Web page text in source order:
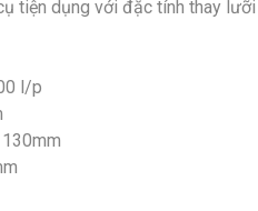
tiện dụng với đặc tính thay lưỡi
l/p